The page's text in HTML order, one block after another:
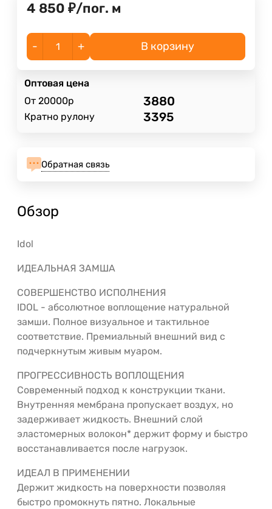
4 850 ₽/пог. м
- + В корзину
Оптовая цена
От 20000р
3880
Кратно рулону 3395
Обратная связь
Обзор
Idol
ИДЕАЛЬНАЯ ЗАМША
СОВЕРШЕНСТВО ИСПОЛНЕНИЯ
IDOL - абсолютное воплощение натуральной
замши. Полное визуальное и тактильное
соответствие. Премиальный внешний вид с
подчеркнутым живым муаром.
ПРОГРЕССИВНОСТЬ ВОПЛОЩЕНИЯ
Современный подход к конструкции ткани.
Внутренняя мембрана пропускает воздух, но
задерживает жидкость. Внешний слой
эластомерных волокон* держит форму и быстро
восстанавливается после нагрузок.
ИДЕАЛ В ПРИМЕНЕНИИ
Держит жидкость на поверхности позволяя
быстро промокнуть пятно. Локальные